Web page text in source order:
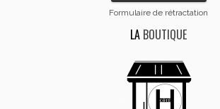
Formulaire de rétractation
LA BOUTIQUE